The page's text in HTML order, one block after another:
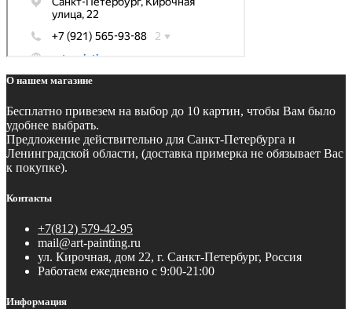
О нашем магазине
Бесплатно привезем на выбор до 10 картин, чтобы Вам было
удобнее выбрать.
Предложение действительно для Санкт-Петербурга и
Ленинградской области, (доставка примерка не обязывает Вас
к покупке).
Контакты
+7(812) 579-42-95
mail@art-painting.ru
ул. Кирочная, дом 22, г. Санкт-Петербург, Россия
Работаем ежедневно с 9:00-21:00
Информация